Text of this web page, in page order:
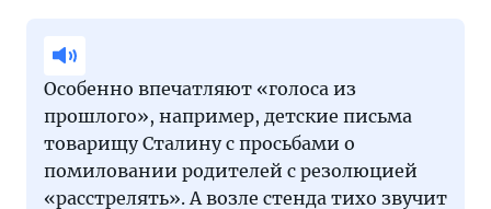
Особенно впечатляют «голоса из
прошлого», например, детские письма
товарищу Сталину с просьбами о
помиловании родителей с резолюцией
«расстрелять». А возле стенда тихо звучит